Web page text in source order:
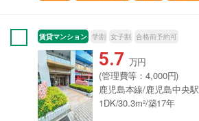
賃貸マンション 学割 女子割 合格前予約可
5.7 万円
(管理費等：4,000円)
鹿児島本線/鹿児島中央
1DK/30.3m²/築17年